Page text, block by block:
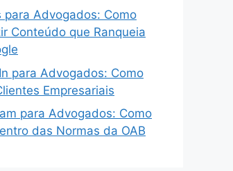
para Advogados: Como
Conteúdo que Ranqueia
para Advogados: Como
Empresariais
para Advogados: Como
das Normas da OAB